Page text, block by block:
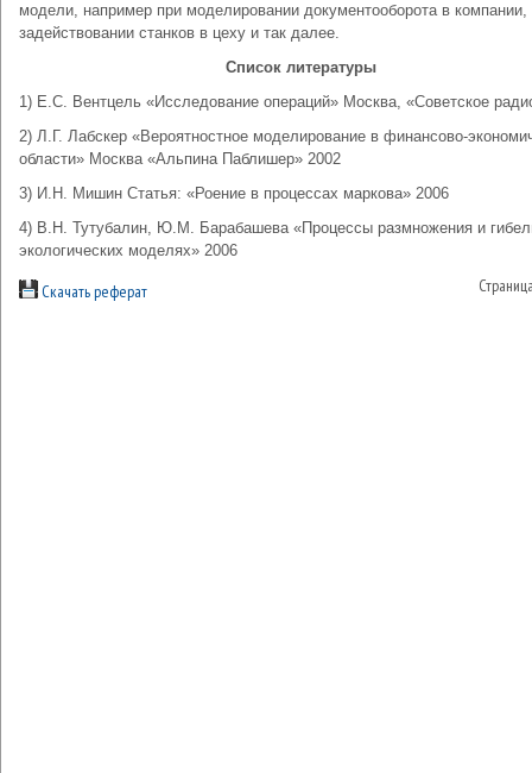
модели, например при моделировании документооборота в компании,
задействовании станков в цеху и так далее.
Список литературы
1) Е.С. Вентцель «Исследование операций» Москва, «Советское
2) Л.Г. Лабскер «Вероятностное моделирование в финансово-
области» Москва «Альпина Паблишер» 2002
3) И.Н. Мишин Статья: «Роение в процессах маркова» 2006
4) В.Н. Тутубалин, Ю.М. Барабашева «Процессы размножения и
экологических моделях» 2006
Скачать реферат